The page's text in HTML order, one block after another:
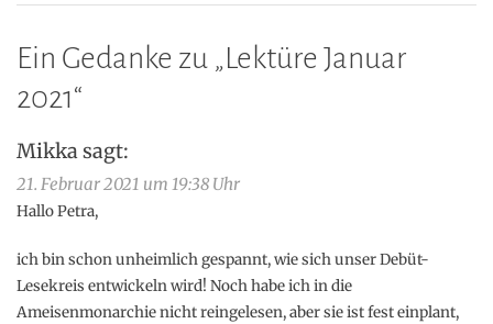
Ein Gedanke zu „Lektüre Januar
2021“
Mikkasagt:
21. Februar 2021 um 19:38 Uhr
Hallo Petra,
ich bin schon unheimlich gespannt, wie sich unser Debüt-
Lesekreis entwickeln wird! Noch habe ich in die
Ameisenmonarchie nicht reingelesen, aber sie ist fest einplant,